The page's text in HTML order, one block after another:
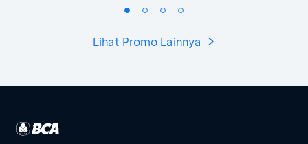
Lihat Promo Lainnya